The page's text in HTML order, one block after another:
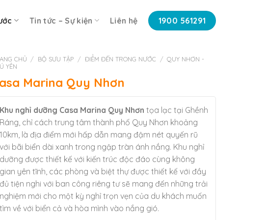
Tin tức – Sự kiện Liên hệ 1900 561291
CHỦ / BỘ SƯU TẬP / ĐIỂM ĐẾN TRONG NƯỚC / QUY NHƠN -
YÊN
Marina Quy Nhơn
Khu nghỉ dưỡng Casa Marina Quy Nhơn tọa lạc tại Ghềnh
Ráng, chỉ cách trung tâm thành phố Quy Nhơn khoảng
10km, là địa điểm mới hấp dẫn mang đậm nét quyến rũ
với bãi biển dài xanh trong ngập tràn ánh nắng. Khu nghỉ
dưỡng được thiết kế với kiến trúc độc đáo cùng không
gian yên tĩnh, các phòng và biệt thự được thiết kế với đầy
đủ tiện nghi với ban công riêng tư sẽ mang đến những trải
nghiệm mới cho một kỳ nghỉ trọn vẹn của du khách muốn
tìm về với biển cả và hòa mình vào nắng gió.